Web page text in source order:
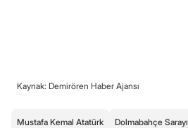
Kaynak: Demirören Haber Ajansı
Mustafa Kemal Atatürk Dolmabahçe Sarayı